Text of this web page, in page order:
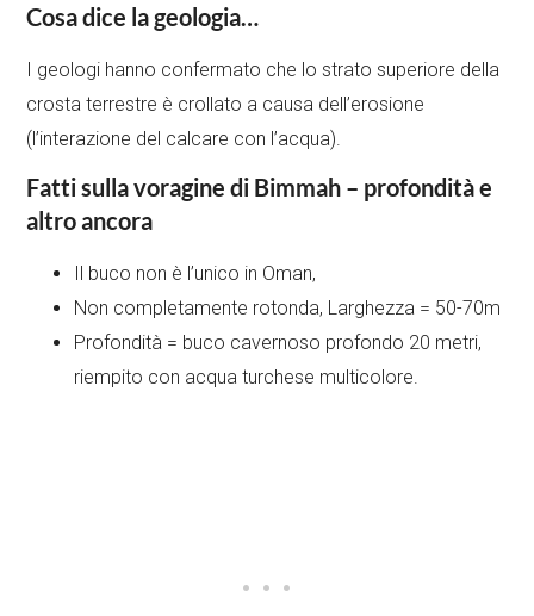
Cosa dice la geologia…
I geologi hanno confermato che lo strato superiore della
crosta terrestre è crollato a causa dell’erosione
(l’interazione del calcare con l’acqua).
Fatti sulla voragine di Bimmah – profondità e
altro ancora
Il buco non è l’unico in Oman,
Non completamente rotonda, Larghezza = 50-70m
Profondità = buco cavernoso profondo 20 metri,
riempito con acqua turchese multicolore.